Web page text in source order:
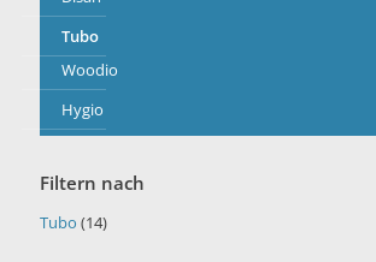
Tubo
Woodio
Hygio
Filtern nach
Tubo (14)